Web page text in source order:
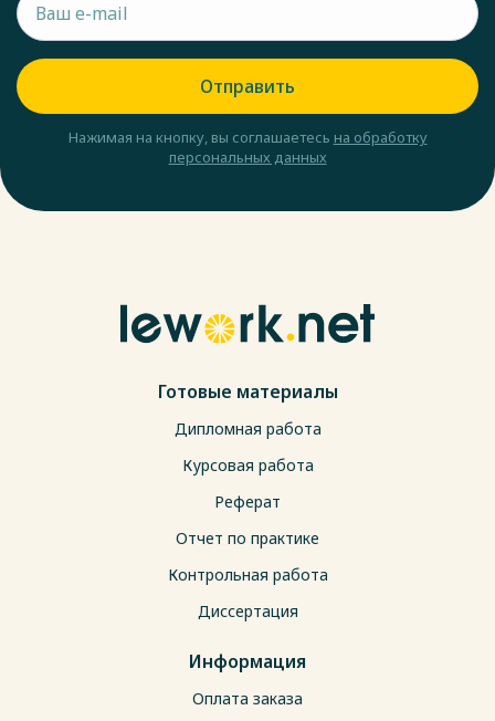
Отправить
Нажимая на кнопку, вы соглашаетесь на обработку
персональных данных
Готовые материалы
Дипломная работа
Курсовая работа
Реферат
Отчет по практике
Контрольная работа
Диссертация
Информация
Оплата заказа